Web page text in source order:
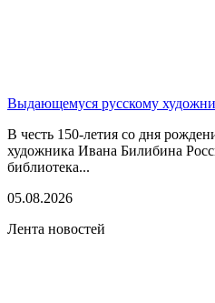
Выдающемуся русскому
В честь 150-летия со дня
художника Ивана Билибина
библиотека...
05.08.2026
Лента новостей